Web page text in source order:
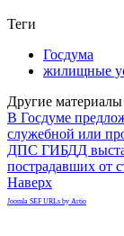
Теги
Госдума
жилищные
Другие материалы
В Госдуме
служебной или
ДПС ГИБДД
пострадавших от
Наверх
Joomla SEF URLs by Artio